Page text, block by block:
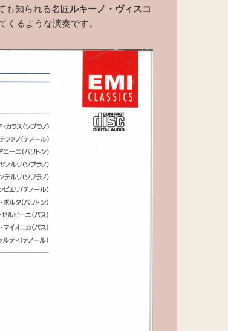
も知られる名匠ルキーノ・ヴィスコ
くるような演奏です。